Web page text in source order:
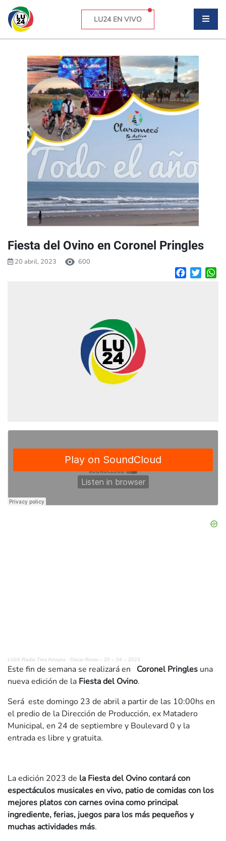
LU24 EN VIVO
Fiesta del Ovino en Coronel Pringles
20 abril, 2023 600
Facebook
LU24 Radio Tres Arroyos · Oscar Rossi – 20 – 04 – 2023
Este fin de semana se realizará en Coronel Pringles una
nueva edición de la Fiesta del Ovino.
Será este domingo 23 de abril a partir de las 10:00hs en
el predio de la Dirección de Producción, ex Matadero
Municipal, en 24 de septiembre y Boulevard 0 y la
entrada es libre y gratuita.
La edición 2023 de la Fiesta del Ovino contará con
espectáculos musicales en vivo, patio de comidas con los
mejores platos con carnes ovina como principal
ingrediente, ferias, juegos para los más pequeños y
muchas actividades más.